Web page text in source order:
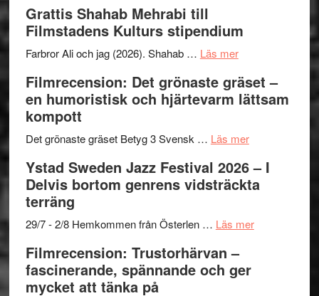
West
presenterar
nya
titlar
årets
Grattis Shahab Mehrabi till
Filmstadens Kulturs stipendium
Farbror Ali och jag (2026). Shahab … Läs merom
Shahab
Mehrabi
Filmstadens
stipendium
Filmrecension: Det grönaste gräset –
en humoristisk och hjärtevarm lättsam
kompott
Det grönaste gräset Betyg 3 Svensk … Läs merom
Det
grönaste
–
och
Ystad Sweden Jazz Festival 2026 – I
Delvis bortom genrens vidsträckta
terräng
29/7 - 2/8 Hemkommen från Österlen … Läs merom
Filmrecension: Trustorhärvan –
fascinerande, spännande och ger
mycket att tänka på